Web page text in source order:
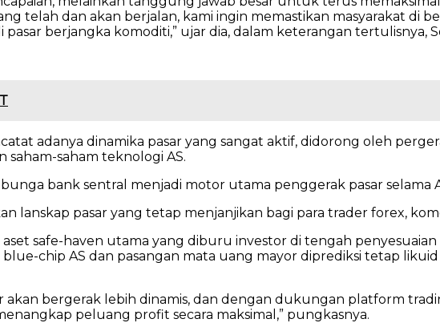
telah dan akan berjalan, kami ingin memastikan masyarakat di
berjangka komoditi,” ujar dia, dalam keterangan tertulisnya,
adanya dinamika pasar yang sangat aktif, didorong oleh
saham-saham teknologi AS.
bank sentral menjadi motor utama penggerak pasar selama
lanskap pasar yang tetap menjanjikan bagi para trader forex,
aset safe-haven utama yang diburu investor di tengah
blue-chip AS dan pasangan mata uang mayor diprediksi tetap
akan bergerak lebih dinamis, dan dengan dukungan platform
peluang profit secara maksimal,” pungkasnya.